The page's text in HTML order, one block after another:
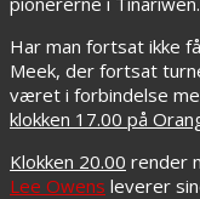
Har man fortsat ikke
Meek, der fortsat
været i forbindelse
klokken 17.00 på
Klokken 20.00 render
Lee Owens leverer